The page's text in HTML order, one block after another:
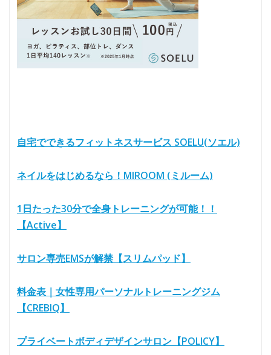
自宅でできるフィットネスサービス SOELU(ソエル)
ネイルをはじめるなら！MIROOM (ミルーム)
1日たった30分で全身トレーニングが可能！！
【Active】
サロン専売EMSが解禁【スリムパッド】
料金表｜女性専用パーソナルトレーニングジム
【CREBIQ】
プライベートボディデザインサロン【POLICY】